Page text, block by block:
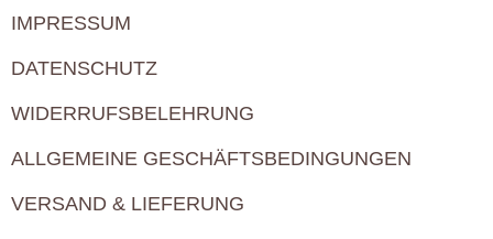
IMPRESSUM
DATENSCHUTZ
WIDERRUFSBELEHRUNG
ALLGEMEINE GESCHÄFTSBEDINGUNGEN
VERSAND & LIEFERUNG